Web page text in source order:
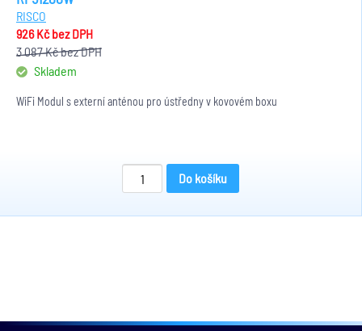
RISCO
926 Kčbez DPH
3 087 Kčbez DPH
Skladem
WiFi Modul s externí anténou pro ústředny v kovovém boxu
Do košíku